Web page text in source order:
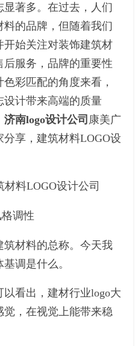
著多。在过去，人们
的品牌，但随着我们
始关注对装饰建筑材
服务，品牌的重要性
彩匹配的角度来看，
计带来高端的质量
济南logo设计公司 康美广
享，建筑材料LOGO设
料LOGO设计公司
调性
材料的总称。今天我
调是什么。
看出，建材行业logo大
，在视觉上能带来稳